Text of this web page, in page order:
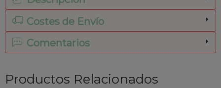
Costes de Envío
Comentarios
Productos Relacionados